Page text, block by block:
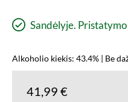
Sandėlyje.
Alkoholio kiekis: 43.4% | Be
41,99 €